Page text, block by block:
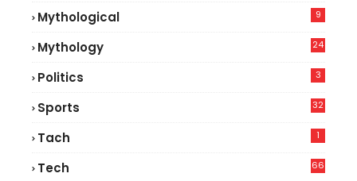
Mythological 9
Mythology 24
Politics 3
Sports 32
Tach 1
Tech
66